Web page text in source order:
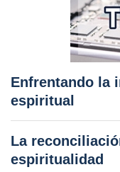
Enfrentando la
espiritual
La
espiritualidad